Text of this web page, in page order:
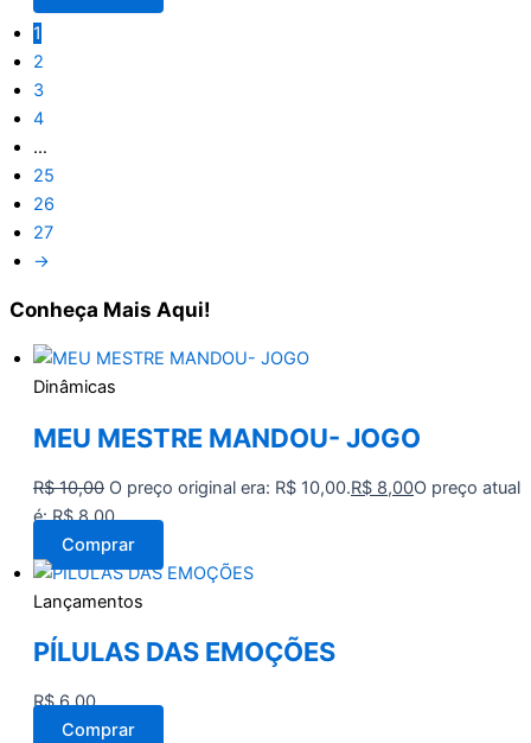
1
2
3
4
…
25
26
27
→
Conheça Mais Aqui!
Dinâmicas
MEU MESTRE MANDOU- JOGO
R$10,00 O preço original era: R$ 10,00.R$ 8,00O preço atual
é: R$ 8,00.
Comprar
Lançamentos
PÍLULAS DAS EMOÇÕES
R$6,00
Comprar